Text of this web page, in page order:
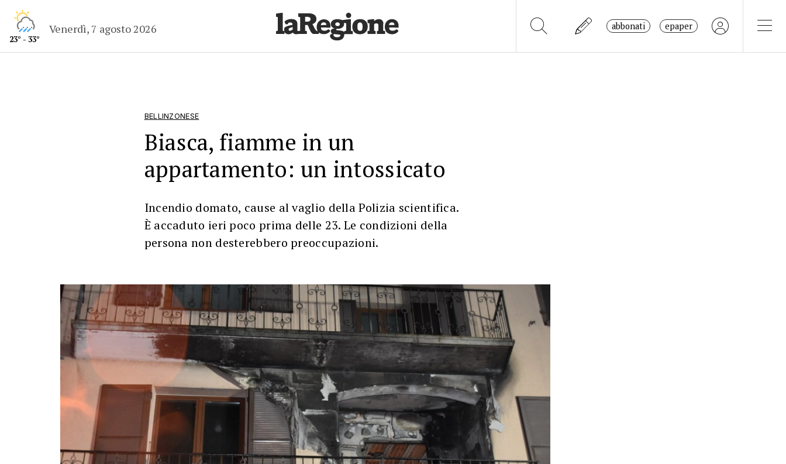
23° - 33°
Venerdì, 7 agosto 2026 abbonati epaper
BELLINZONESE
Biasca, fiamme in un
appartamento: un intossicato
Incendio domato, cause al vaglio della Polizia scientifica.
È accaduto ieri poco prima delle 23. Le condizioni della
persona non desterebbero preoccupazioni.